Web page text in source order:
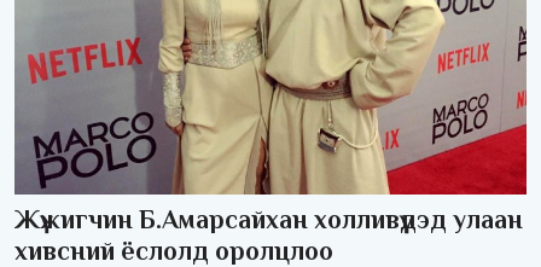
Жүжигчин Б.Амарсайхан холливүүдэд улаан
хивсний ёслолд оролцлоо